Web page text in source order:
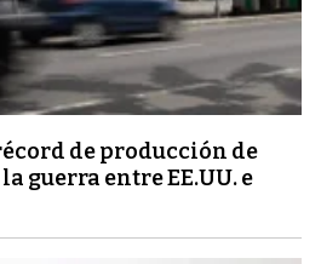
de producción de
guerra entre EE.UU. e